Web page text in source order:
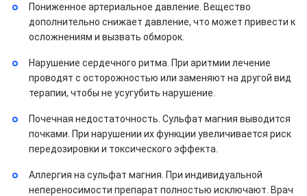
Пониженное артериальное давление. Вещество
дополнительно снижает давление, что может привести к
осложнениям и вызвать обморок.
Нарушение сердечного ритма. При аритмии лечение
проводят с осторожностью или заменяют на другой вид
терапии, чтобы не усугубить нарушение.
Почечная недостаточность. Сульфат магния выводится
почками. При нарушении их функции увеличивается риск
передозировки и токсического эффекта.
Аллергия на сульфат магния. При индивидуальной
непереносимости препарат полностью исключают. Врач